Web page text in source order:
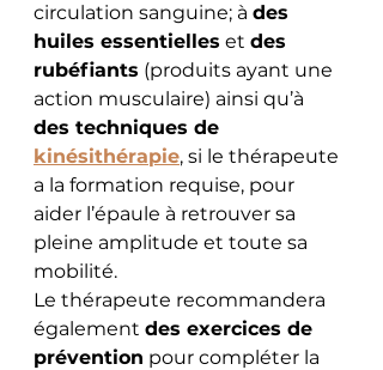
circulation sanguine; à des
huiles essentielles et des
rubéfiants (produits ayant une
action musculaire) ainsi qu’à
des techniques de
kinésithérapie, si le thérapeute
a la formation requise, pour
aider l’épaule à retrouver sa
pleine amplitude et toute sa
mobilité.
Le thérapeute recommandera
également des exercices de
prévention pour compléter la